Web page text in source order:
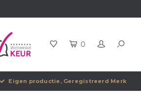
0
Eigen productie, Geregistreerd Merk